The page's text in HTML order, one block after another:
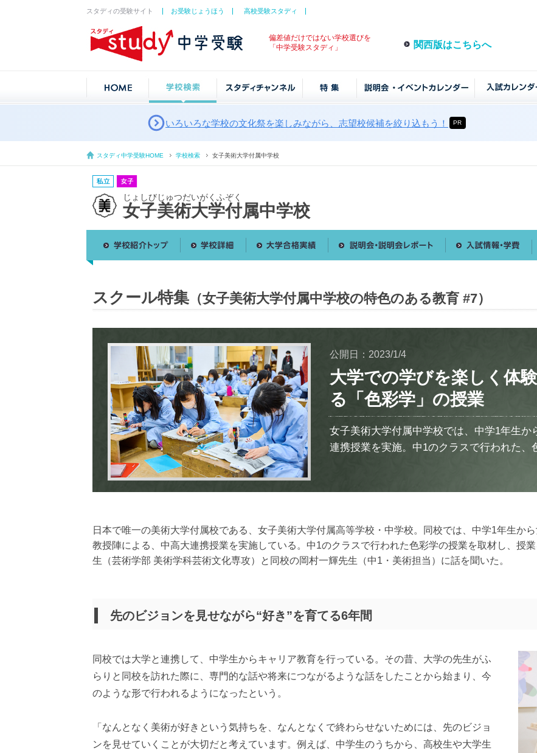
スタディの受験サイト お受験じょうほう 高校受験スタディ
偏差値だけではない学校選びを
「中学受験スタディ」
関西版はこちらへ
いろいろな学校の文化祭を楽しみながら、志望校候補を絞り込もう！ PR
スタディ中学受験HOME 学校検索 女子美術大学付属中学校
じょしびじゅつだいがくふぞく
女子美術大学付属中学校
スクール特集 （女子美術大学付属中学校の特色のある教育 #7）
公開日：2023/1/4
大学での学びを楽しく体
る「色彩学」の授業
女子美術大学付属中学校では、中学1年生か
連携授業を実施。中1のクラスで行われた、
日本で唯一の美術大学付属校である、女子美術大学付属高等学校・中学校。同校では、中学1年生か
教授陣による、中高大連携授業を実施している。中1のクラスで行われた色彩学の授業を取材し、授
生（芸術学部 美術学科芸術文化専攻）と同校の岡村一輝先生（中1・美術担当）に話を聞いた。
先のビジョンを見せながら“好き”を育てる6年間
同校では大学と連携して、中学生からキャリア教育を行っている。その昔、大学の先生がふ
らりと同校を訪れた際に、専門的な話や将来につながるような話をしたことから始まり、今
のような形で行われるようになったという。
「なんとなく美術が好きという気持ちを、なんとなくで終わらせないためには、先のビジョ
ンを見せていくことが大切だと考えています。例えば、中学生のうちから、高校生や大学生